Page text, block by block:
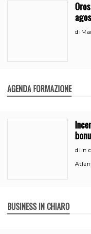
di
AGENDA FORMAZIONE
di in
BUSINESS IN CHIARO